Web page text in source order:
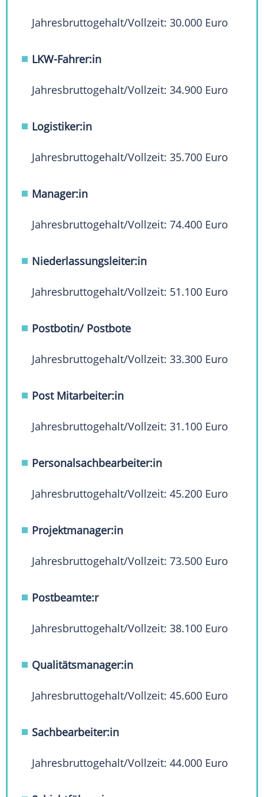
Jahresbruttogehalt/Vollzeit: 30.000 Euro
LKW-Fahrer:in
Jahresbruttogehalt/Vollzeit: 34.900 Euro
Logistiker:in
Jahresbruttogehalt/Vollzeit: 35.700 Euro
Manager:in
Jahresbruttogehalt/Vollzeit: 74.400 Euro
Niederlassungsleiter:in
Jahresbruttogehalt/Vollzeit: 51.100 Euro
Postbotin/ Postbote
Jahresbruttogehalt/Vollzeit: 33.300 Euro
Post Mitarbeiter:in
Jahresbruttogehalt/Vollzeit: 31.100 Euro
Personalsachbearbeiter:in
Jahresbruttogehalt/Vollzeit: 45.200 Euro
Projektmanager:in
Jahresbruttogehalt/Vollzeit: 73.500 Euro
Postbeamte:r
Jahresbruttogehalt/Vollzeit: 38.100 Euro
Qualitätsmanager:in
Jahresbruttogehalt/Vollzeit: 45.600 Euro
Sachbearbeiter:in
Jahresbruttogehalt/Vollzeit: 44.000 Euro